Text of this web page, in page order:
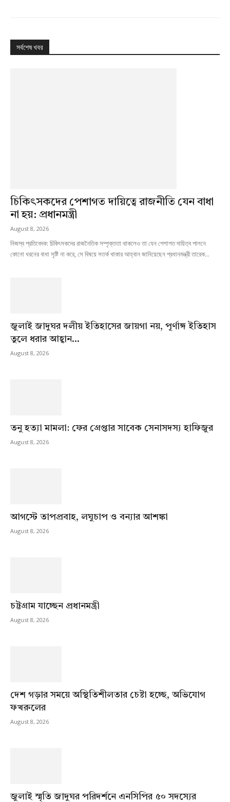
সর্বশেষ খবর
চিকিৎসকদের পেশাগত দায়িত্বে রাজনীতি যেন বাধা
না হয়: প্রধানমন্ত্রী
August 8, 2026
নিজস্ব প্রতিবেদক: চিকিৎসকদের রাজনৈতিক সম্পৃক্ততা থাকলেও তা যেন পেশাগত দায়িত্ব পালনে
কোনো ধরনের বাধা সৃষ্টি না করে, সে বিষয়ে সতর্ক থাকার আহ্বান জানিয়েছেন প্রধানমন্ত্রী তারেক...
জুলাই জাদুঘর দলীয় ইতিহাসের জায়গা নয়, পূর্ণাঙ্গ ইতিহাস
তুলে ধরার আহ্বান...
August 8, 2026
তনু হত্যা মামলা: ফের গ্রেপ্তার সাবেক সেনাসদস্য হাফিজুর
August 8, 2026
আগস্টে তাপপ্রবাহ, লঘুচাপ ও বন্যার আশঙ্কা
August 8, 2026
চট্টগ্রাম যাচ্ছেন প্রধানমন্ত্রী
August 8, 2026
দেশ গড়ার সময়ে অস্থিতিশীলতার চেষ্টা হচ্ছে, অভিযোগ
ফখরুলের
August 8, 2026
জুলাই স্মৃতি জাদুঘর পরিদর্শনে এনসিপির ৫০ সদস্যের